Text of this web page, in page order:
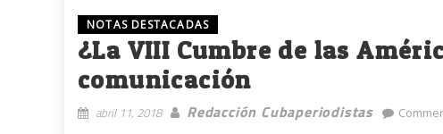
NOTAS DESTACADAS
¿La VIII Cumbre de las
comunicación
abril 11, 2018 Redacción Cubaperiodistas